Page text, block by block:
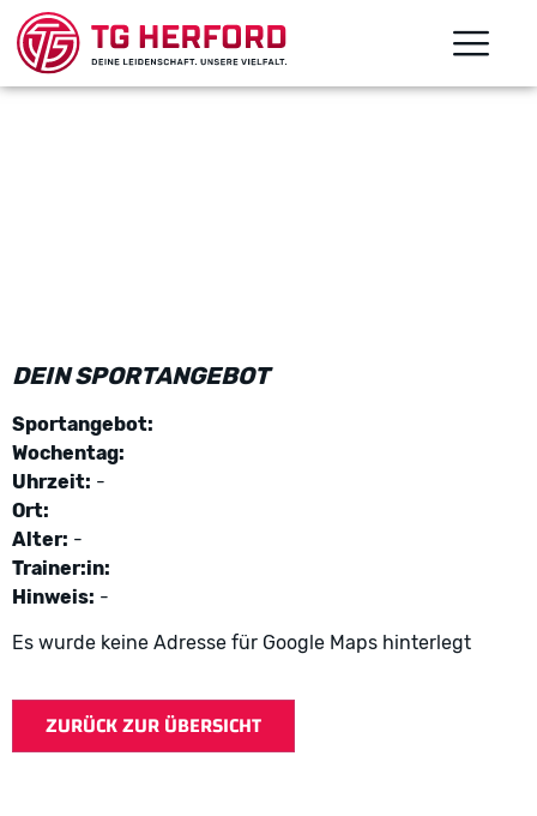
DEIN SPORTANGEBOT
Sportangebot:
Wochentag:
Uhrzeit: -
Ort:
Alter: -
Trainer:in:
Hinweis: -
Es wurde keine Adresse für Google Maps hinterlegt